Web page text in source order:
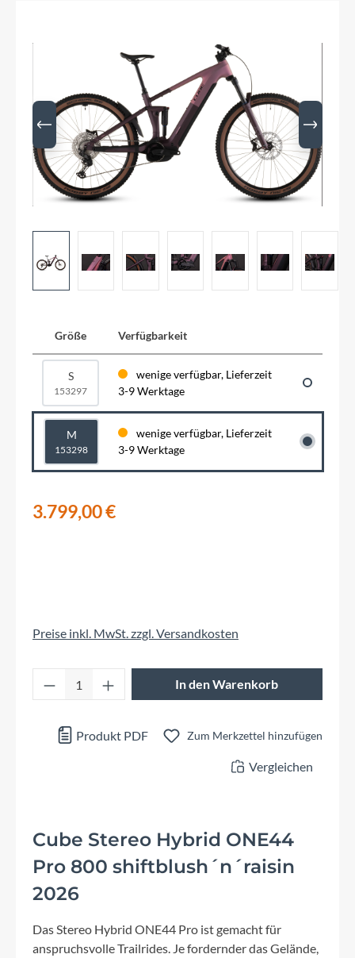
Größe Verfügbarkeit
S
153297
wenige verfügbar, Lieferzeit
3-9 Werktage
M
153298
wenige verfügbar, Lieferzeit
3-9 Werktage
3.799,00 €
Preise inkl. MwSt. zzgl. Versandkosten
Produkt Anzahl: Gib den gewünschten
In den Warenkorb
Produkt PDF Zum Merkzettel hinzufügen
Vergleichen
Cube Stereo Hybrid ONE44
Pro 800 shiftblush´n´raisin
2026
Das Stereo Hybrid ONE44 Pro ist gemacht für
anspruchsvolle Trailrides. Je fordernder das Gelände,